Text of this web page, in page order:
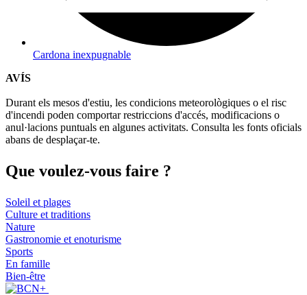
Cardona inexpugnable
AVÍS
Durant els mesos d'estiu, les condicions meteorològiques o el risc
d'incendi poden comportar restriccions d'accés, modificacions o
anul·lacions puntuals en algunes activitats. Consulta les fonts oficials
abans de desplaçar-te.
Que voulez-vous faire ?
Soleil et plages
Culture et traditions
Nature
Gastronomie et enoturisme
Sports
En famille
Bien-être